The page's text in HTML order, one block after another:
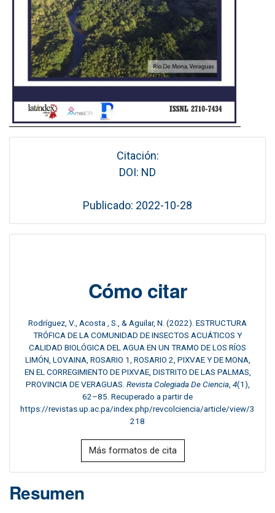
Citación:
DOI: ND
Publicado: 2022-10-28
Cómo citar
Rodríguez, V., Acosta , S., & Aguilar, N. (2022). ESTRUCTURA
TRÓFICA DE LA COMUNIDAD DE INSECTOS ACUÁTICOS Y
CALIDAD BIOLÓGICA DEL AGUA EN UN TRAMO DE LOS RÍOS
LIMÓN, LOVAINA, ROSARIO 1, ROSARIO 2, PIXVAE Y DE MONA,
EN EL CORREGIMIENTO DE PIXVAE, DISTRITO DE LAS PALMAS,
PROVINCIA DE VERAGUAS. Revista Colegiada De Ciencia, 4(1),
62–85. Recuperado a partir de
https://revistas.up.ac.pa/index.php/revcolciencia/article/view/3
218
Más formatos de cita
Resumen